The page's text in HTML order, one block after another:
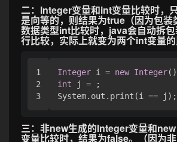
二：Integer变量和int变量比较时，
是向等的，则结果为true（因为包
数据类型int比较时，java会自动拆
行比较，实际上就变为两个int变量的
1
2
Integer i = new Integer
int j = ;
System.out.print(i == j);
三：非new生成的Integer变量和
变量比较时，结果为false。（因为